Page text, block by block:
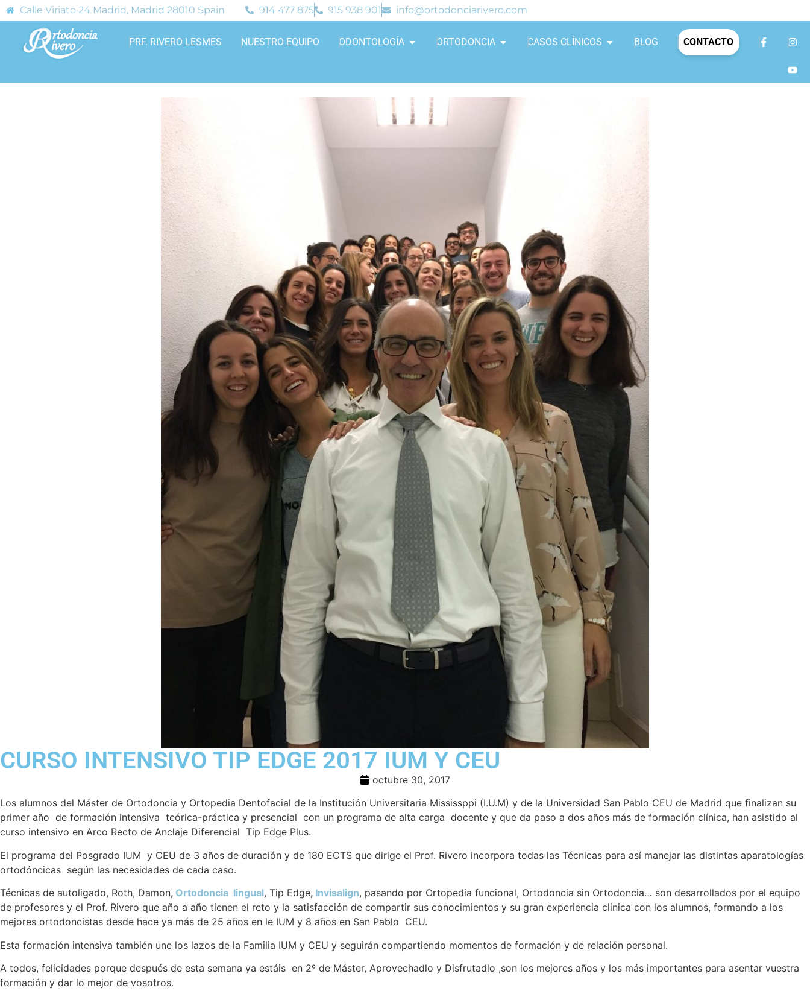
Calle Viriato 24 Madrid, Madrid 28010 Spain 914 477 875 915 938 901 info@ortodonciarivero.com
PRF. RIVERO LESMES NUESTRO EQUIPO ODONTOLOGÍA ORTODONCIA CASOS CLÍNICOS BLOG CONTACTO
CURSO INTENSIVO TIP EDGE 2017 IUM Y CEU
octubre 30, 2017
Los alumnos del Máster de Ortodoncia y Ortopedia Dentofacial de la Institución Universitaria Mississppi (I.U.M) y de la Universidad San Pablo CEU de Madrid que finalizan su
primer año de formación intensiva teórica-práctica y presencial con un programa de alta carga docente y que da paso a dos años más de formación clínica, han asistido al
curso intensivo en Arco Recto de Anclaje Diferencial Tip Edge Plus.
El programa del Posgrado IUM y CEU de 3 años de duración y de 180 ECTS que dirige el Prof. Rivero incorpora todas las Técnicas para así manejar las distintas aparatologías
ortodóncicas según las necesidades de cada caso.
Técnicas de autoligado, Roth, Damon, Ortodoncia lingual, Tip Edge, Invisalign, pasando por Ortopedia funcional, Ortodoncia sin Ortodoncia… son desarrollados por el equipo
de profesores y el Prof. Rivero que año a año tienen el reto y la satisfacción de compartir sus conocimientos y su gran experiencia clinica con los alumnos, formando a los
mejores ortodoncistas desde hace ya más de 25 años en le IUM y 8 años en San Pablo CEU.
Esta formación intensiva también une los lazos de la Familia IUM y CEU y seguirán compartiendo momentos de formación y de relación personal.
A todos, felicidades porque después de esta semana ya estáis en 2º de Máster, Aprovechadlo y Disfrutadlo ,son los mejores años y los más importantes para asentar vuestra
formación y dar lo mejor de vosotros.